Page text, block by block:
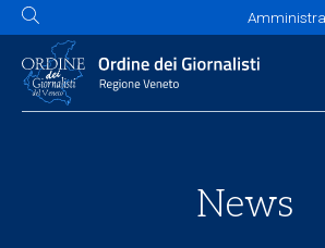
L'Ordine News
Contatti Link utili
News